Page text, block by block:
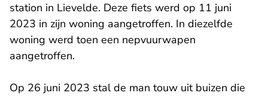
station in Lievelde. Deze fiets werd op 11 juni
2023 in zijn woning aangetroffen. In diezelfde
woning werd toen een nepvuurwapen
aangetroffen.
Op 26 juni 2023 stal de man touw uit buizen die